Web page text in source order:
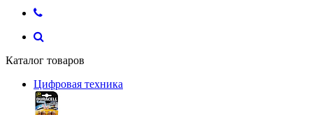
Каталог товаров
Цифровая техника